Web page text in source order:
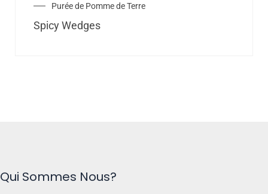
Purée de Pomme de Terre
Spicy Wedges
Qui Sommes Nous?